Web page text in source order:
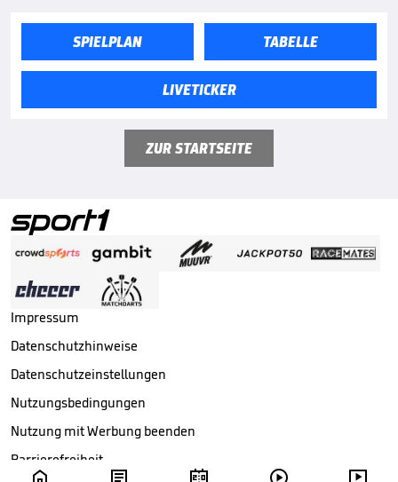
SPIELPLAN TABELLE
LIVETICKER
    
ZUR STARTSEITE
Impressum
Datenschutzhinweise
Datenschutzeinstellungen
Nutzungsbedingungen
Nutzung mit Werbung beenden
Barrierefreiheit